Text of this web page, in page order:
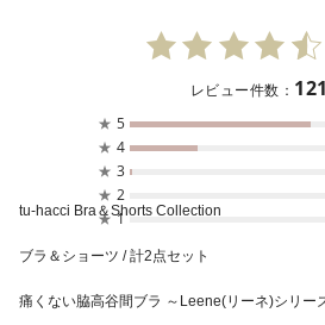
レビュー件数： 121
★ 5
★ 4
★ 3
★ 2
★1
tu-hacci Bra＆Shorts Collection
ブラ＆ショーツ / 計2点セット
痛くない脇高谷間ブラ ～Leene(リーネ)シリー